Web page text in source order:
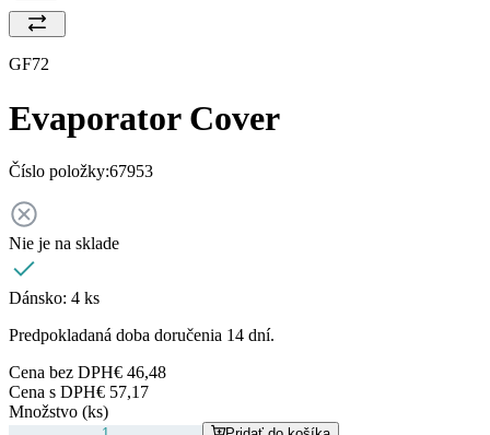
GF72
Evaporator Cover
Číslo položky:67953
Nie je na sklade
Dánsko: 4 ks
Predpokladaná doba doručenia 14 dní.
Cena bez DPH€ 46,48
Cena s DPH€ 57,17
Množstvo (ks)